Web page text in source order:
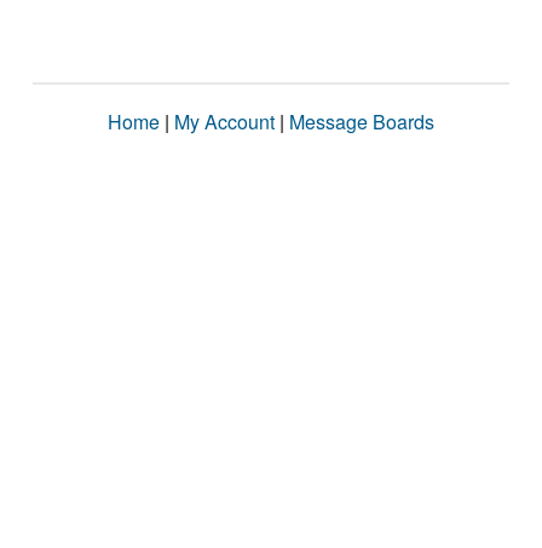
Home | My Account | Message Boards